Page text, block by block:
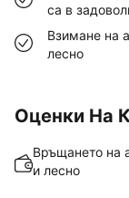
са в
Взимане на
лесно
Оценки На
Връщането на
и лесно